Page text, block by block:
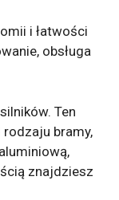
i łatwości
obsługa
Ten
rodzaju bramy,
znajdziesz